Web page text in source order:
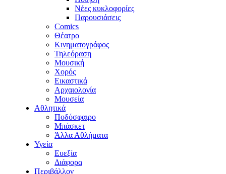
Νέες κυκλοφορίες
Παρουσιάσεις
Comics
Θέατρο
Κινηματογράφος
Τηλεόραση
Μουσική
Χορός
Εικαστικά
Αρχαιολογία
Μουσεία
Αθλητικά
Ποδόσφαιρο
Μπάσκετ
Άλλα Αθλήματα
Υγεία
Ευεξία
Διάφορα
Περιβάλλον